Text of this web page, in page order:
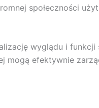
społeczności
wyglądu i funkcji
mogą efektywnie